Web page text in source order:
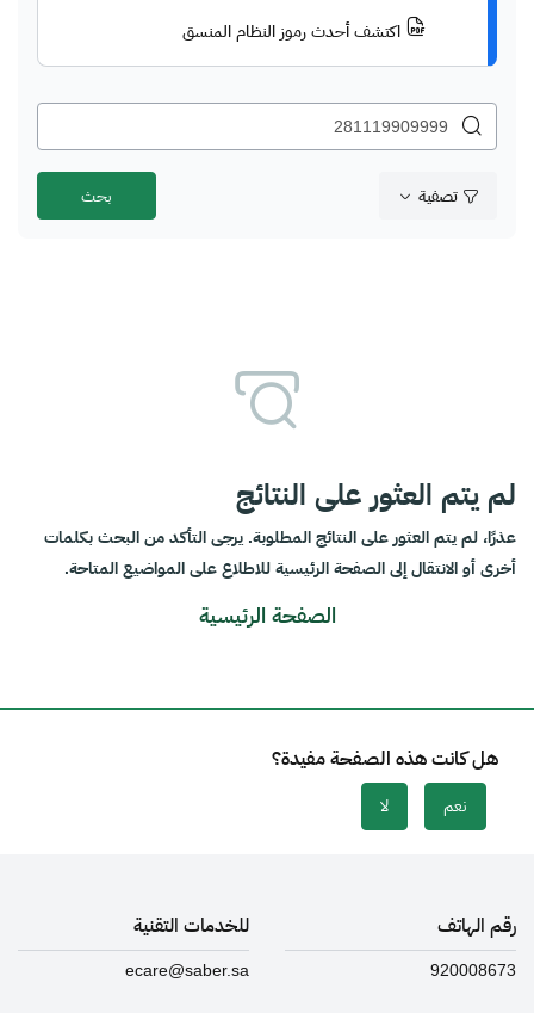
اكتشف أحدث رموز النظام المنسق
تصفية
لم يتم العثور على النتائج
عذرًا، لم يتم العثور على النتائج المطلوبة. يرجى التأكد من البحث بكلمات
أخرى أو الانتقال إلى الصفحة الرئيسية للاطلاع على المواضيع المتاحة.
الصفحة الرئيسية
هل كانت هذه الصفحة مفيدة؟
نعم لا
رقم الهاتف
920008673
للخدمات التقنية
ecare@saber.sa